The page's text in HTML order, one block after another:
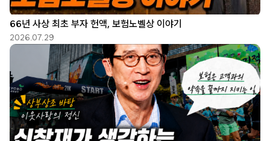
66년 사상 최초 부자 헌액, 보험노벨상 이야기
2026.07.29